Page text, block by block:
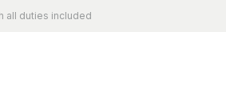
all duties included